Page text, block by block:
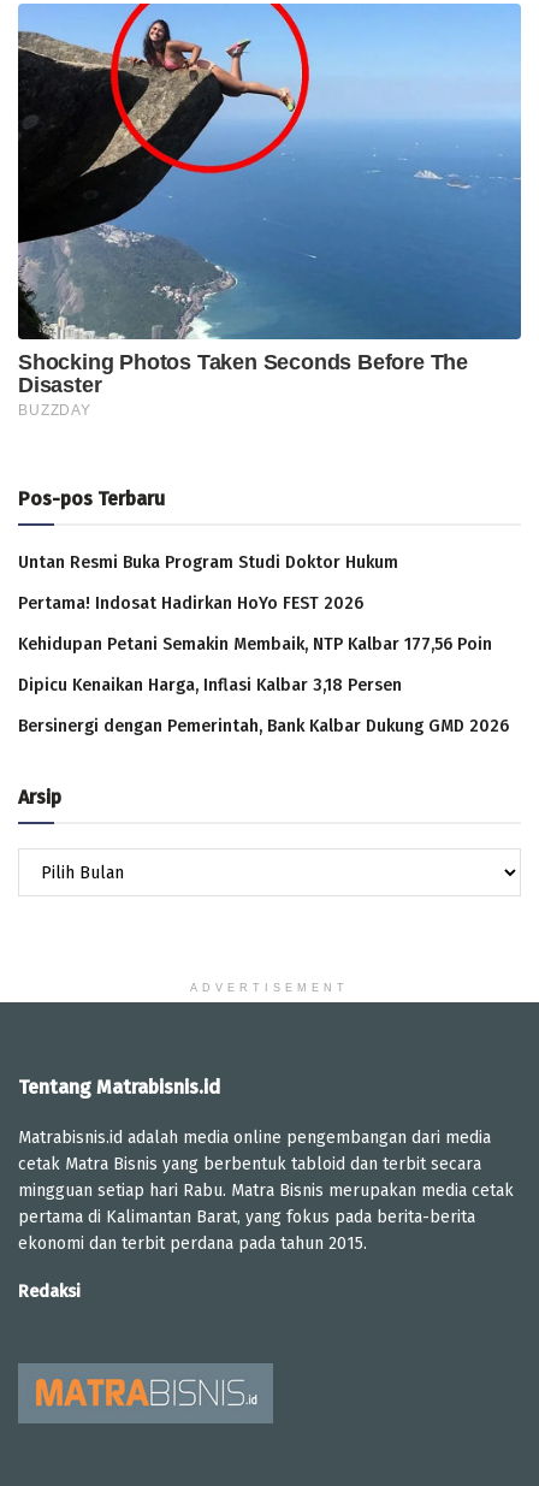
Pos-pos Terbaru
Untan Resmi Buka Program Studi Doktor Hukum
Pertama! Indosat Hadirkan HoYo FEST 2026
Kehidupan Petani Semakin Membaik, NTP Kalbar 177,56 Poin
Dipicu Kenaikan Harga, Inflasi Kalbar 3,18 Persen
Bersinergi dengan Pemerintah, Bank Kalbar Dukung GMD 2026
Arsip
ADVERTISEMENT
Tentang Matrabisnis.id
Matrabisnis.id adalah media online pengembangan dari media
cetak Matra Bisnis yang berbentuk tabloid dan terbit secara
mingguan setiap hari Rabu. Matra Bisnis merupakan media cetak
pertama di Kalimantan Barat, yang fokus pada berita-berita
ekonomi dan terbit perdana pada tahun 2015.
Redaksi